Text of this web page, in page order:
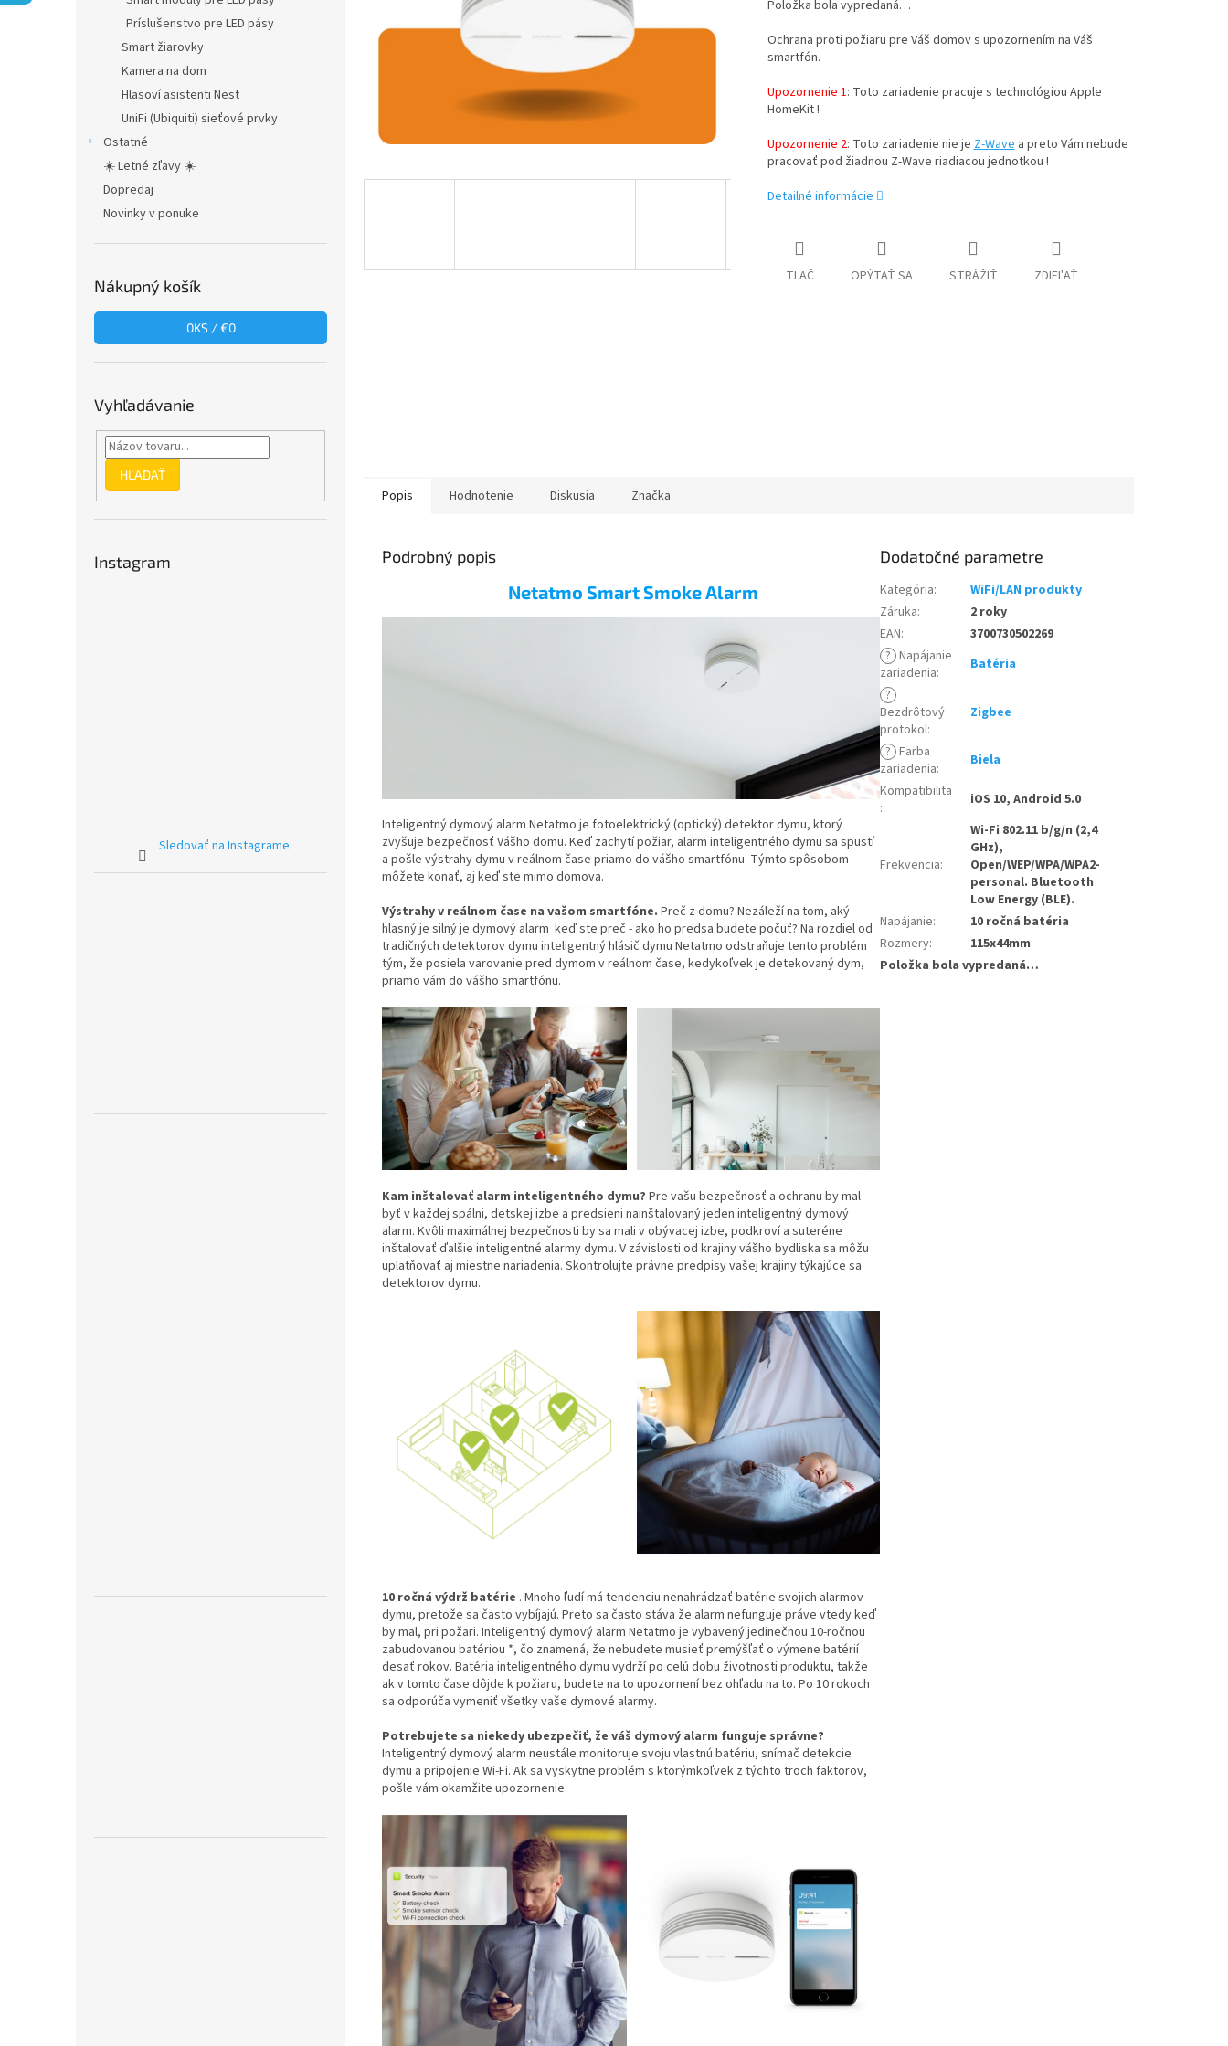
Príslušenstvo pre LED pásy
Smart žiarovky
Kamera na dom
Hlasoví asistenti Nest
UniFi (Ubiquiti) sieťové prvky
Ostatné
☀️ Letné zľavy ☀️
Dopredaj
Novinky v ponuke
Nákupný košík
0KS /€0
Vyhľadávanie
HĽADAŤ
Instagram
Sledovať na Instagrame
Položka bola vypredaná…
Ochrana proti požiaru pre Váš domov s upozornením na Váš
smartfón.
Upozornenie 1: Toto zariadenie pracuje s technológiou Apple
HomeKit !
Upozornenie 2: Toto zariadenie nie jeZ-Wavea preto Vám nebude
pracovať pod žiadnou Z-Wave riadiacou jednotkou !
Detailné informácie
TLAČ OPÝTAŤ SA STRÁŽIŤ ZDIEĽAŤ
Popis Hodnotenie Diskusia Značka
Podrobný popis
Netatmo Smart Smoke Alarm
Inteligentný dymový alarm Netatmo je fotoelektrický (optický) detektor dymu, ktorý
zvyšuje bezpečnosť Vášho domu. Keď zachytí požiar, alarm inteligentného dymu sa spustí
a pošle výstrahy dymu v reálnom čase priamo do vášho smartfónu. Týmto spôsobom
môžete konať, aj keď ste mimo domova.
Výstrahy v reálnom čase na vašom smartfóne. Preč z domu? Nezáleží na tom, aký
hlasný je silný je dymový alarm keď ste preč - ako ho predsa budete počuť? Na rozdiel od
tradičných detektorov dymu inteligentný hlásič dymu Netatmo odstraňuje tento problém
tým, že posiela varovanie pred dymom v reálnom čase, kedykoľvek je detekovaný dym,
priamo vám do vášho smartfónu.
Kam inštalovať alarm inteligentného dymu? Pre vašu bezpečnosť a ochranu by mal
byť v každej spálni, detskej izbe a predsieni nainštalovaný jeden inteligentný dymový
alarm. Kvôli maximálnej bezpečnosti by sa mali v obývacej izbe, podkroví a suteréne
inštalovať ďalšie inteligentné alarmy dymu. V závislosti od krajiny vášho bydliska sa môžu
uplatňovať aj miestne nariadenia. Skontrolujte právne predpisy vašej krajiny týkajúce sa
detektorov dymu.
10 ročná výdrž batérie . Mnoho ľudí má tendenciu nenahrádzať batérie svojich alarmov
dymu, pretože sa často vybíjajú. Preto sa často stáva že alarm nefunguje práve vtedy keď
by mal, pri požari. Inteligentný dymový alarm Netatmo je vybavený jedinečnou 10-ročnou
zabudovanou batériou *, čo znamená, že nebudete musieť premýšľať o výmene batérií
desať rokov. Batéria inteligentného dymu vydrží po celú dobu životnosti produktu, takže
ak v tomto čase dôjde k požiaru, budete na to upozornení bez ohľadu na to. Po 10 rokoch
sa odporúča vymeniť všetky vaše dymové alarmy.
Potrebujete sa niekedy ubezpečiť, že váš dymový alarm funguje správne?
Inteligentný dymový alarm neustále monitoruje svoju vlastnú batériu, snímač detekcie
dymu a pripojenie Wi-Fi. Ak sa vyskytne problém s ktorýmkoľvek z týchto troch faktorov,
pošle vám okamžite upozornenie.
Dodatočné parametre
Kategória:
WiFi/LAN produkty
Záruka:
2 roky
EAN:
3700730502269
? Napájanie
zariadenia:
Batéria
?
Bezdrôtový
protokol:
Zigbee
? Farba
zariadenia:
Biela
Kompatibilita
:
iOS 10, Android 5.0
Frekvencia:
Wi-Fi 802.11 b/g/n (2,4
GHz),
Open/WEP/WPA/WPA2-
personal. Bluetooth
Low Energy (BLE).
Napájanie:
10 ročná batéria
Rozmery:
115x44mm
Položka bola vypredaná…